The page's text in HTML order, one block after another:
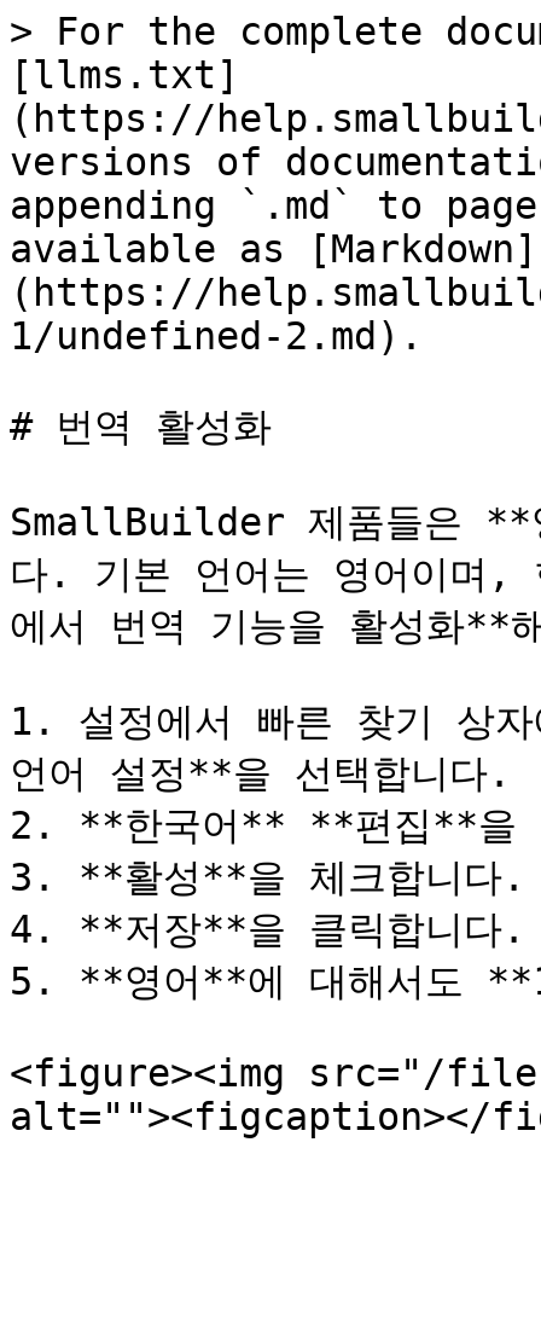
> For the complete
[llms.txt]
(https://
versions of
appending `.md` to
available as [Markdown]
(https://
1/undefined-2.md).
# 번역 활성화
SmallBuilder 제품들은 **
다. 기본 언어는 영어이며,
에서 번역 기능을 활성화**
1. 설정에서 빠른 찾기 상
언어 설정**을 선택합니다.
2. **한국어** **편집**을
3. **활성**을 체크합니다.
4. **저장**을 클릭합니다.
5. **영어**에 대해서도
<figure><img src="/